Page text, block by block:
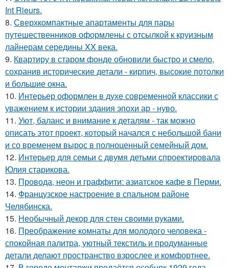
Int Rieurs.
8. Сверхкомпактные апартаменты для пары
путешественников оформлены с отсылкой к круизным
лайнерам середины XX века.
9. Квартиру в старом фонде обновили быстро и смело,
сохранив исторические детали - кирпич, высокие потолки
и большие окна.
10. Интерьер оформлен в духе современной классики с
уважением к истории здания эпохи ар - нуво.
11. Уют, баланс и внимание к деталям - так можно
описать этот проект, который начался с небольшой бани
и со временем вырос в полноценный семейный дом.
12. Интерьер для семьи с двумя детьми спроектировала
Юлия старикова.
13. Провода, неон и граффити: азиатское кафе в Перми.
14. Французское настроение в спальном районе
Челябинска.
15. Необычный декор для стен своими руками.
16. Преображение комнаты для молодого человека -
спокойная палитра, уютный текстиль и продуманные
детали делают пространство взрослее и комфортнее.